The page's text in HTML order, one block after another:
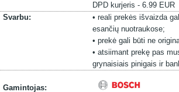
DPD kurjeris - 6.99 EUR
Svarbu:
• reali prekės išvaizda
esančių nuotraukose;
• prekė gali būti ne
• atsiimant prekę pas
grynaisiais pinigais ir
Gamintojas: